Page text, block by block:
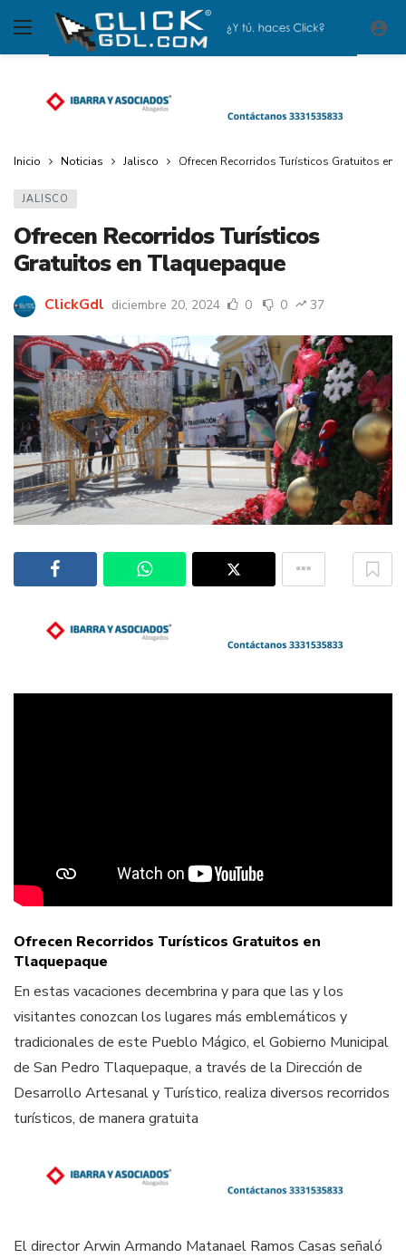
Inicio Noticias Jalisco Ofrecen Recorridos Turísticos Gratuitos en
JALISCO
Ofrecen Recorridos Turísticos
Gratuitos en Tlaquepaque
ClickGdl diciembre 20, 2024 0 0 37
Ofrecen Recorridos Turísticos Gratuitos en
Tlaquepaque
En estas vacaciones decembrina y para que las y los
visitantes conozcan los lugares más emblemáticos y
tradicionales de este Pueblo Mágico, el Gobierno Municipal
de San Pedro Tlaquepaque, a través de la Dirección de
Desarrollo Artesanal y Turístico, realiza diversos recorridos
turísticos, de manera gratuita
El director Arwin Armando Matanael Ramos Casas señaló